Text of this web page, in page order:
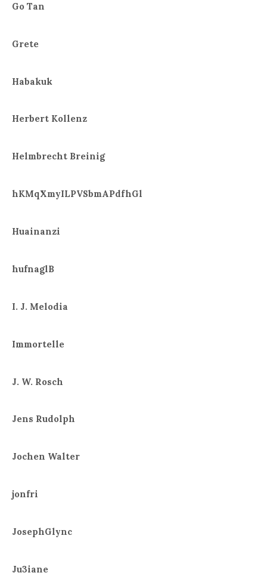
Go Tan
Grete
Habakuk
Herbert Kollenz
Helmbrecht Breinig
hKMqXmyILPVSbmAPdfhGl
Huainanzi
hufnaglB
I. J. Melodia
Immortelle
J. W. Rosch
Jens Rudolph
Jochen Walter
jonfri
JosephGlync
Ju3iane